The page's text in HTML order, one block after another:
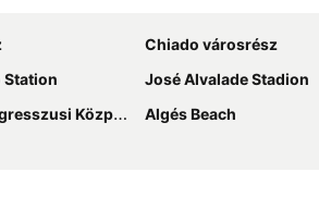
Chiado városrész
Station
José Alvalade Stadion
Központ
Algés Beach